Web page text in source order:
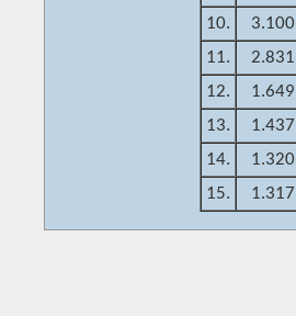
10.
3.100
11.
2.831
12.
1.649
13.
1.437
14.
1.320
15.
1.317